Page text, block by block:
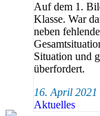
Auf dem 1.
Klasse. War
neben
Situation und
überfordert.
16. April 2021
Aktuelles